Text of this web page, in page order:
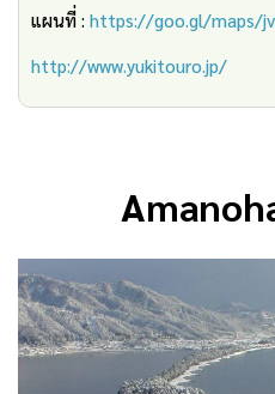
แผนที่ : https://goo.gl/maps/
http://www.yukitouro.jp/